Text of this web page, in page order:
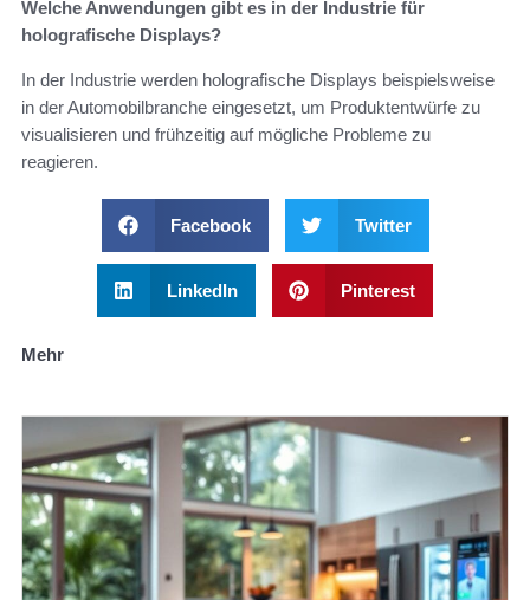
Welche Anwendungen gibt es in der Industrie für
holografische Displays?
In der Industrie werden holografische Displays beispielsweise
in der Automobilbranche eingesetzt, um Produktentwürfe zu
visualisieren und frühzeitig auf mögliche Probleme zu
reagieren.
Facebook Twitter
LinkedIn Pinterest
Mehr